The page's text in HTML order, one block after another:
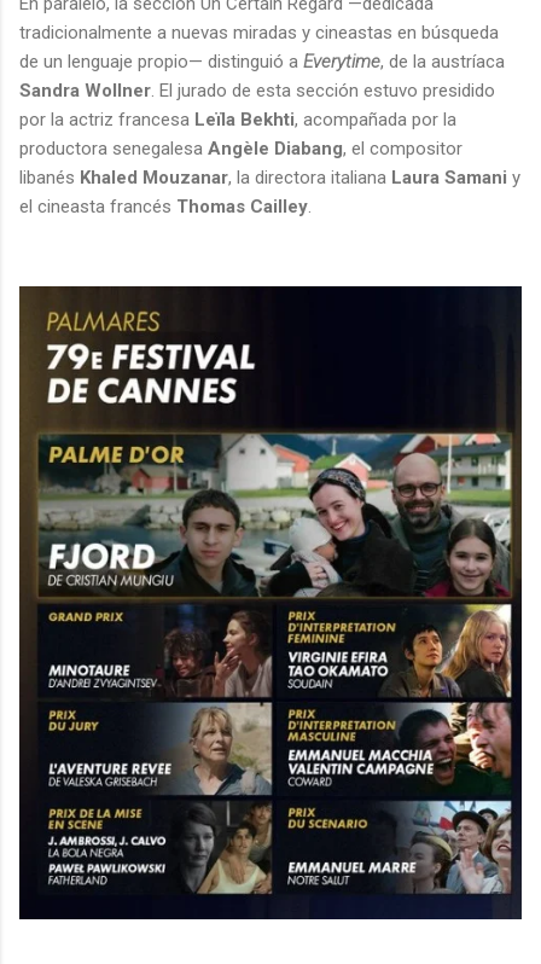
tradicionalmente a nuevas miradas y cineastas en búsqueda
de un lenguaje propio— distinguió a Everytime, de la austríaca
Sandra Wollner. El jurado de esta sección estuvo presidido
por la actriz francesa Leïla Bekhti, acompañada por la
productora senegalesa Angèle Diabang, el compositor
libanés Khaled Mouzanar, la directora italiana Laura Samani y
el cineasta francés Thomas Cailley.